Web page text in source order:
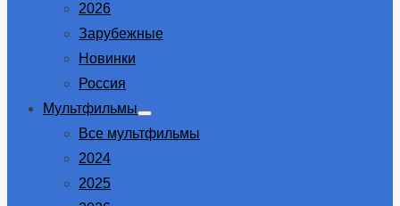
2026
Зарубежные
Новинки
Россия
Мультфильмы
Show
sub
Все мультфильмы
2024
2025